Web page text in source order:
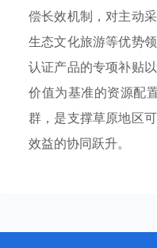
偿长效机制，对主动
生态文化旅游等优势
认证产品的专项补贴
价值为基准的资源配
群，是支撑草原地区
效益的协同跃升。